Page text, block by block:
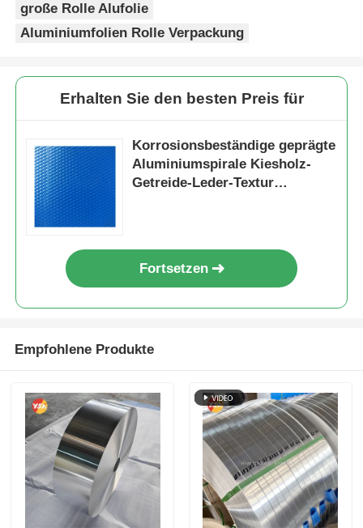
große Rolle Alufolie
Aluminiumfolien Rolle Verpackung
Erhalten Sie den besten Preis für
Korrosionsbeständige geprägte
Aluminiumspirale Kiesholz-
Getreide-Leder-Textur
Fortsetzen
Empfohlene Produkte